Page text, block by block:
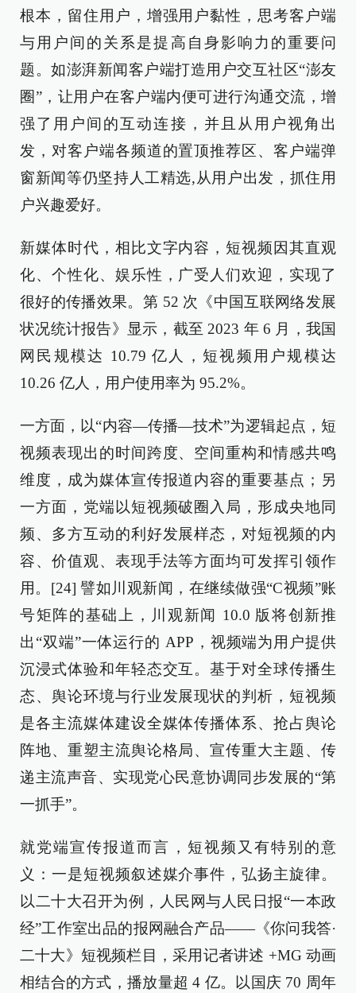
根本，留住用户，增强用户黏性，思考客户端
与用户间的关系是提高自身影响力的重要问
题。如澎湃新闻客户端打造用户交互社区“澎友
圈”，让用户在客户端内便可进行沟通交流，增
强了用户间的互动连接，并且从用户视角出
发，对客户端各频道的置顶推荐区、客户端弹
窗新闻等仍坚持人工精选,从用户出发，抓住用
户兴趣爱好。
新媒体时代，相比文字内容，短视频因其直观
化、个性化、娱乐性，广受人们欢迎，实现了
很好的传播效果。第 52 次《中国互联网络发展
状况统计报告》显示，截至 2023 年 6 月，我国
网民规模达 10.79 亿人，短视频用户规模达
10.26 亿人，用户使用率为 95.2%。
一方面，以“内容—传播—技术”为逻辑起点，短
视频表现出的时间跨度、空间重构和情感共鸣
维度，成为媒体宣传报道内容的重要基点；另
一方面，党端以短视频破圈入局，形成央地同
频、多方互动的利好发展样态，对短视频的内
容、价值观、表现手法等方面均可发挥引领作
用。[24] 譬如川观新闻，在继续做强“C视频”账
号矩阵的基础上，川观新闻 10.0 版将创新推
出“双端”一体运行的 APP，视频端为用户提供
沉浸式体验和年轻态交互。基于对全球传播生
态、舆论环境与行业发展现状的判析，短视频
是各主流媒体建设全媒体传播体系、抢占舆论
阵地、重塑主流舆论格局、宣传重大主题、传
递主流声音、实现党心民意协调同步发展的“第
一抓手”。
就党端宣传报道而言，短视频又有特别的意
义：一是短视频叙述媒介事件，弘扬主旋律。
以二十大召开为例，人民网与人民日报“一本政
经”工作室出品的报网融合产品——《你问我答·
二十大》短视频栏目，采用记者讲述 +MG 动画
相结合的方式，播放量超 4 亿。以国庆 70 周年